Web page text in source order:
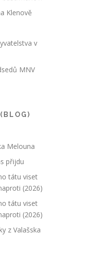
Klenově
v
MNV
Melouna
přijdu
tátu viset
(2026)
tátu viset
(2026)
z Valašska